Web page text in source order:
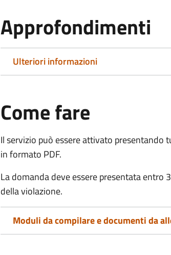
Approfondimenti
Ulteriori informazioni
Come fare
Il servizio può essere attivato
in formato PDF.
La domanda deve essere presentata entro
della violazione.
Moduli da compilare e documenti da